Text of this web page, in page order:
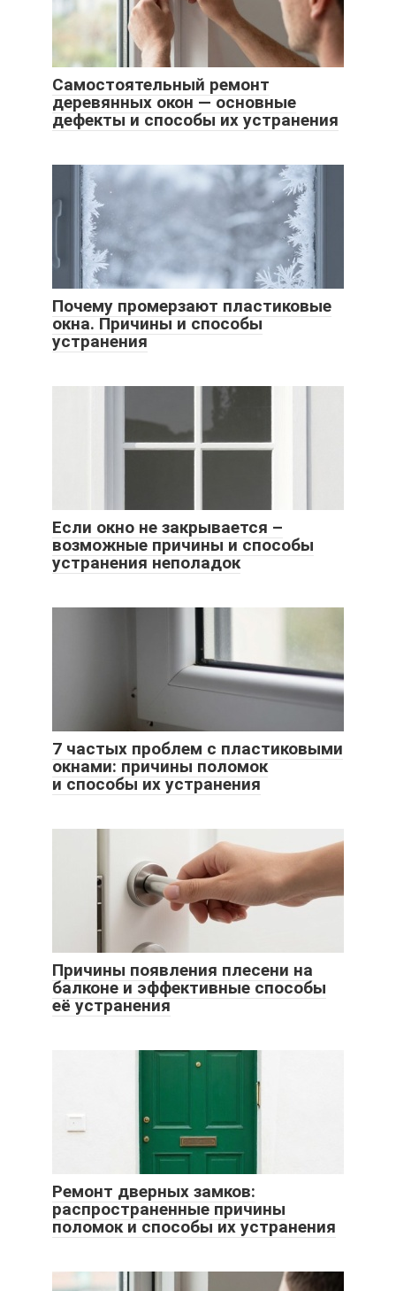
Самостоятельный ремонт
деревянных окон — основные
дефекты и способы их устранения
Почему промерзают пластиковые
окна. Причины и способы
устранения
Если окно не закрывается –
возможные причины и способы
устранения неполадок
7 частых проблем с пластиковыми
окнами: причины поломок
и способы их устранения
Причины появления плесени на
балконе и эффективные способы
её устранения
Ремонт дверных замков:
распространенные причины
поломок и способы их устранения